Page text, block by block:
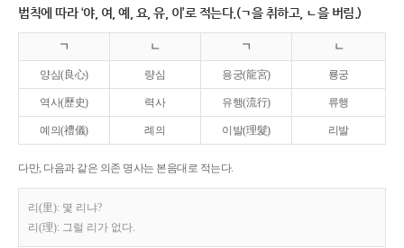
법칙에 따라 ‘야, 여, 예, 요, 유, 이’로 적는다.(ㄱ을 취하고, ㄴ을 버림.)
ㄱ ㄴ ㄱ ㄴ
양심(良心) 량심 용궁(龍宮) 룡궁
역사(歷史) 력사 유행(流行) 류행
예의(禮儀) 례의 이발(理髮) 리발
다만, 다음과 같은 의존 명사는 본음대로 적는다.
리(里): 몇 리냐?
리(理): 그럴 리가 없다.